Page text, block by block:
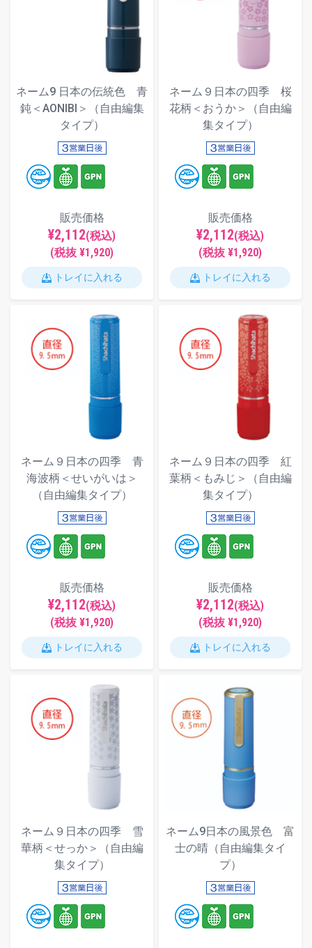
ネーム9 日本の伝統色 青
鈍＜AONIBI＞（自由編集
タイプ）
販売価格
¥2,112(税込)
(税抜 ¥1,920)
トレイに入れる
ネーム９日本の四季 桜
花柄＜おうか＞（自由編
集タイプ）
販売価格
¥2,112(税込)
(税抜 ¥1,920)
トレイに入れる
ネーム９日本の四季 青
海波柄＜せいがいは＞
（自由編集タイプ）
販売価格
¥2,112(税込)
(税抜 ¥1,920)
トレイに入れる
ネーム９日本の四季 紅
葉柄＜もみじ＞（自由編
集タイプ）
販売価格
¥2,112(税込)
(税抜 ¥1,920)
トレイに入れる
ネーム９日本の四季 雪
華柄＜せっか＞（自由編
集タイプ）
ネーム9日本の風景色 富
士の晴（自由編集タイ
プ）